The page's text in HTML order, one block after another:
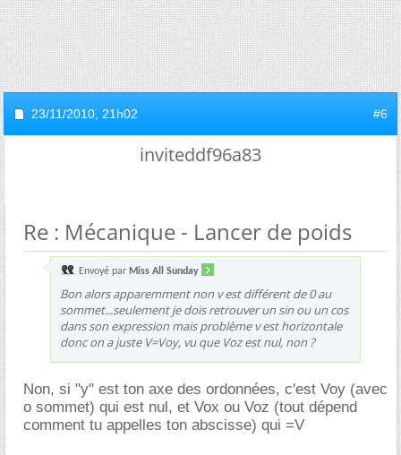
23/11/2010, 21h02 #6
inviteddf96a83
Re : Mécanique - Lancer de poids
Envoyé par Miss All Sunday
Bon alors apparemment non v est différent de 0 au
sommet...seulement je dois retrouver un sin ou un cos
dans son expression mais problème v est horizontale
donc on a juste V=Voy, vu que Voz est nul, non ?
Non, si "y" est ton axe des ordonnées, c'est Voy (avec
o sommet) qui est nul, et Vox ou Voz (tout dépend
comment tu appelles ton abscisse) qui =V